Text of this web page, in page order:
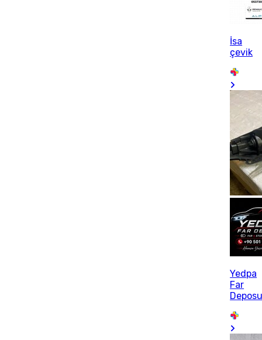
İsa
çevik
Yedpa
Far